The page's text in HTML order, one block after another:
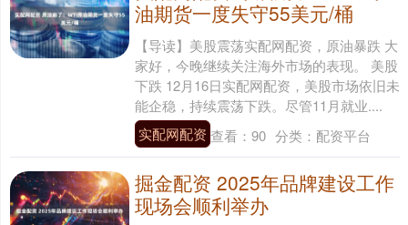
油期货一度失守55美元/桶
【导读】美股震荡实配网配资，原油暴跌 大
家好，今晚继续关注海外市场的表现。 美股
下跌 12月16日实配网配资，美股市场依旧未
能企稳，持续震荡下跌。尽管11月就业....
实配网配资 查看： 90 分类： 配资平台
掘金配资 2025年品牌建设工作
现场会顺利举办